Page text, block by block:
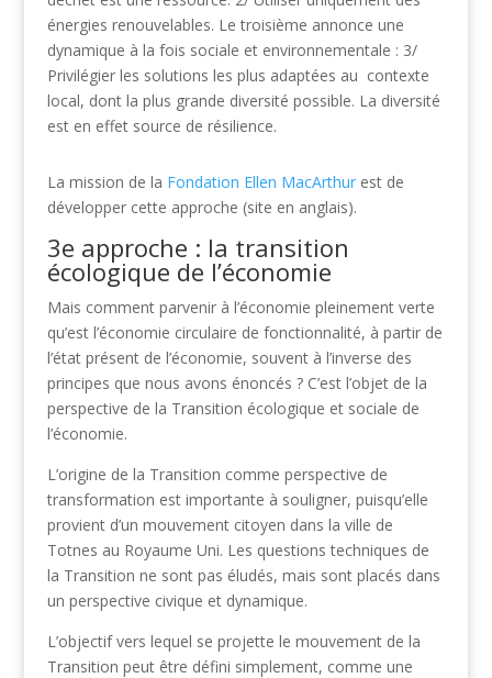
énergies renouvelables. Le troisième annonce une
dynamique à la fois sociale et environnementale : 3/
Privilégier les solutions les plus adaptées au contexte
local, dont la plus grande diversité possible. La diversité
est en effet source de résilience.
La mission de la Fondation Ellen MacArthurest de
développer cette approche (site en anglais).
3e approche : la transition
écologique de l’économie
Mais comment parvenir à l’économie pleinement verte
qu’est l’économie circulaire de fonctionnalité, à partir de
l’état présent de l’économie, souvent à l’inverse des
principes que nous avons énoncés ? C’est l’objet de la
perspective de la Transition écologique et sociale de
l’économie.
L’origine de la Transition comme perspective de
transformation est importante à souligner, puisqu’elle
provient d’un mouvement citoyen dans la ville de
Totnes au Royaume Uni. Les questions techniques de
la Transition ne sont pas éludés, mais sont placés dans
un perspective civique et dynamique.
L’objectif vers lequel se projette le mouvement de la
Transition peut être défini simplement, comme une